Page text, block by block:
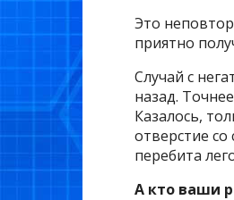
Это
приятно
Случай с
назад.
Казалось,
отверстие
перебита
А кто ваши